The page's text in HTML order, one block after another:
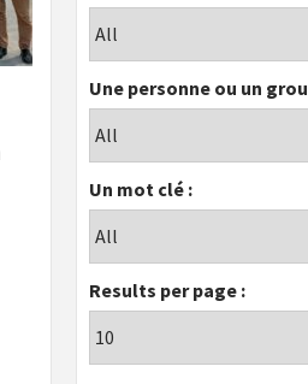
Une personne ou un
Un mot clé :
Results per page :